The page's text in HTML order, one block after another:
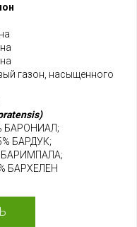
газон, насыщенного
БАРОНИАЛ;
БАРДУК;
БАРИМПАЛА;
БАРХЕЛЕН